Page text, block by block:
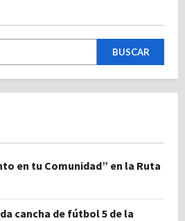
BUSCAR
en tu Comunidad” en la Ruta
cancha de fútbol 5 de la